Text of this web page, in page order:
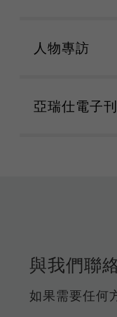
人物專訪
亞瑞仕電子
與我們聯
如果需要任何